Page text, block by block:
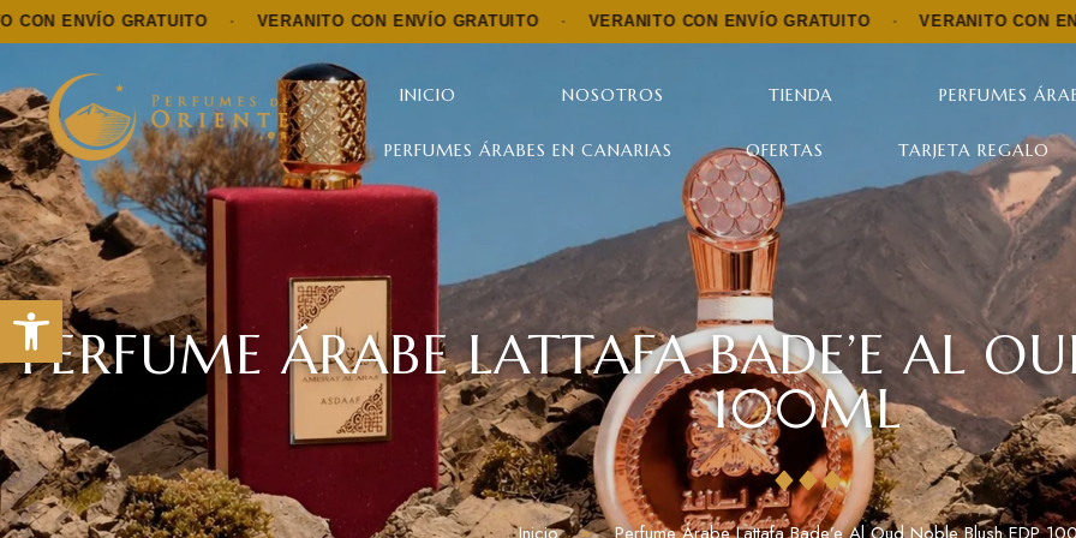
Abrir barra de herramientas
GRATUITO · VERANITO CON ENVÍO GRATUITO · VERANITO CON ENVÍO GRATUITO · VERANITO CON ENVÍO
INICIO NOSOTROS TIENDA PERFUMES
PERFUMES ÁRABES EN CANARIAS OFERTAS TARJETA REGALO
PERFUME ÁRABE LATTAFA BADE’E AL
100ML